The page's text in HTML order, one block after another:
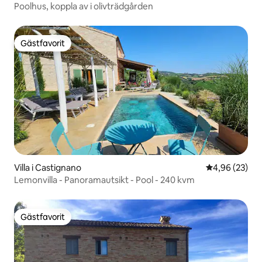
Poolhus, koppla av i olivträdgården
Gästfavorit
Gästfavorit
Villa i Castignano 4,96 av 5 i
4,96 (23)
Lemonvilla - Panoramautsikt - Pool - 240 kvm
Gästfavorit
Gästfavorit